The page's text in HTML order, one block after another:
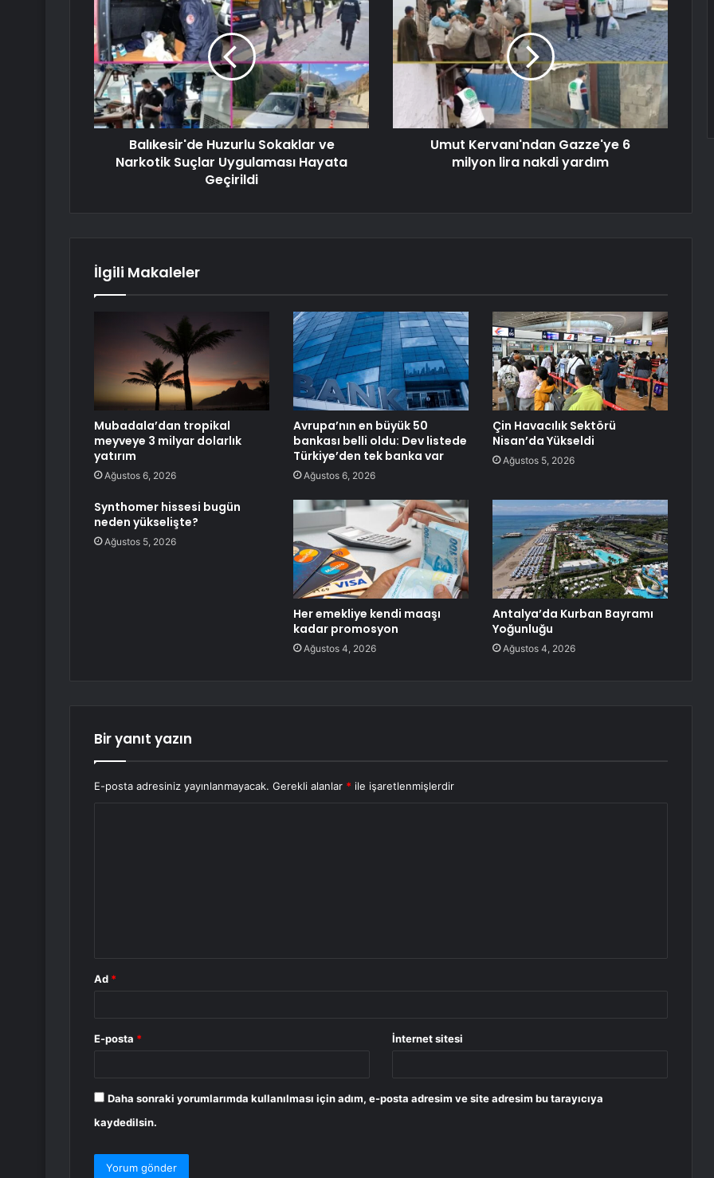
Balıkesir'de Huzurlu Sokaklar ve
Narkotik Suçlar Uygulaması Hayata
Geçirildi
Umut Kervanı'ndan Gazze'ye 6
milyon lira nakdi yardım
İlgili Makaleler
Mubadala’dan tropikal
meyveye 3 milyar dolarlık
yatırım
Ağustos 6, 2026
Avrupa’nın en büyük 50
bankası belli oldu: Dev listede
Türkiye’den tek banka var
Ağustos 6, 2026
Çin Havacılık Sektörü
Nisan’da Yükseldi
Ağustos 5, 2026
Synthomer hissesi bugün
neden yükselişte?
Ağustos 5, 2026
Her emekliye kendi maaşı
kadar promosyon
Ağustos 4, 2026
Antalya’da Kurban Bayramı
Yoğunluğu
Ağustos 4, 2026
Bir yanıt yazın
E-posta adresiniz yayınlanmayacak. Gerekli alanlar * ile işaretlenmişlerdir
Ad *
E-posta * İnternet sitesi
Daha sonraki yorumlarımda kullanılması için adım, e-posta adresim ve site adresim bu tarayıcıya
kaydedilsin.